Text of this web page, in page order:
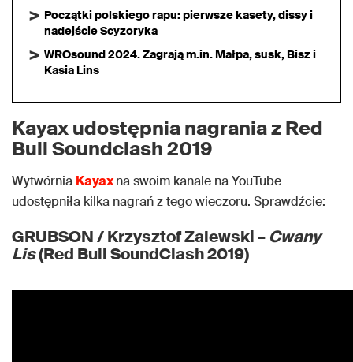
Początki polskiego rapu: pierwsze kasety, dissy i
nadejście Scyzoryka
WROsound 2024. Zagrają m.in. Małpa, susk, Bisz i
Kasia Lins
Kayax udostępnia nagrania z Red
Bull Soundclash 2019
Wytwórnia Kayaxna swoim kanale na YouTube
udostępniła kilka nagrań z tego wieczoru. Sprawdźcie:
GRUBSON / Krzysztof Zalewski – Cwany
Lis(Red Bull SoundClash 2019)